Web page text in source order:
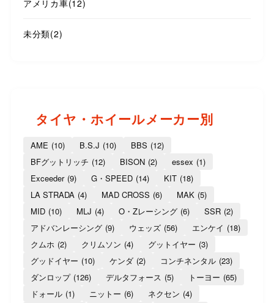
アメリカ車(12)
未分類(2)
タイヤ・ホイールメーカー別
AME (10) B.S.J (10) BBS (12)
BFグットリッチ (12) BISON (2) essex (1)
Exceeder (9) G・SPEED (14) KIT (18)
LA STRADA (4) MAD CROSS (6) MAK (5)
MID (10) MLJ (4) O・Zレーシング (6) SSR (2)
アドバンレーシング (9) ウェッズ (56) エンケイ (18)
クムホ (2) クリムソン (4) グットイヤー (3)
グッドイヤー (10) ケンダ (2) コンチネンタル (23)
ダンロップ (126) デルタフォース (5) トーヨー (65)
ドォール (1) ニットー (6) ネクセン (4)